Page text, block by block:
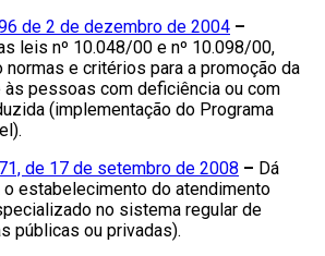
de 2 de dezembro de 2004 –
leis nº 10.048/00 e nº 10.098/00,
e critérios para a promoção da
pessoas com deficiência ou com
(implementação do Programa
de 17 de setembro de 2008 – Dá
estabelecimento do atendimento
no sistema regular de
públicas ou privadas).